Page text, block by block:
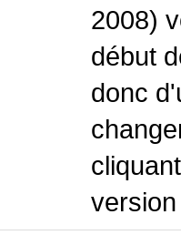
2008)
début
donc